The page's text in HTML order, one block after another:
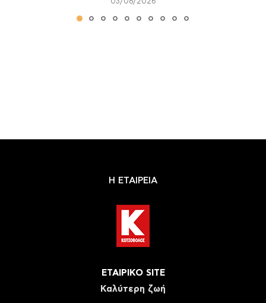
03/08/2026
Η ΕΤΑΙΡΕΙΑ
ΕΤΑΙΡΙΚΟ SITE
Καλύτερη ζωή